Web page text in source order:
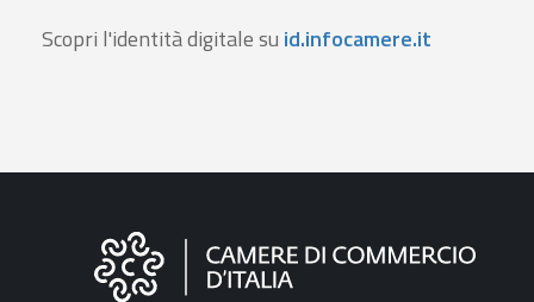
Scopri l'identità digitale su id.infocamere.it
Informazioni